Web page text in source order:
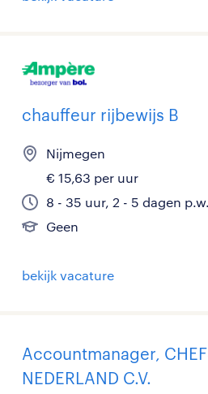
chauffeur rijbewijs B
Nijmegen
€ 15,63 per uur
8 - 35 uur, 2 - 5 dagen p.w.
Geen
bekijk vacature
Accountmanager,
NEDERLAND C.V.